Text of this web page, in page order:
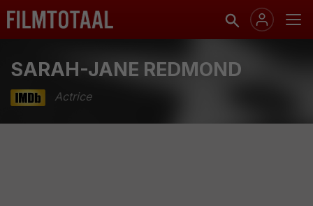
SARAH-JANE REDMOND
Actrice